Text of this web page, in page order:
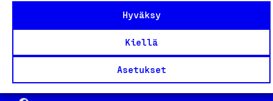
Hyväksy
Kiellä
Asetukset
Yhteiskunnallinen Yritys -merkki